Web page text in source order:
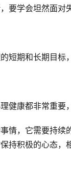
要学会坦然面对
短期和长期目标
健康都非常重要
情，它需要持
持积极的心态